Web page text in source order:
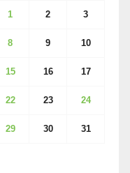
1 2 3
8 9 10
15 16 17
22 23 24
29 30 31